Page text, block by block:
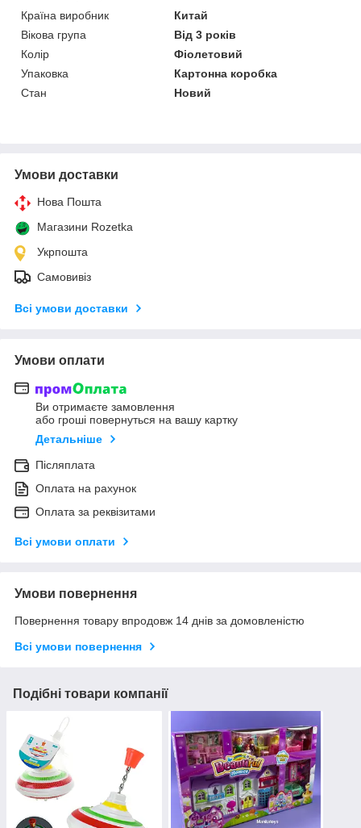
Країна виробник
Китай
Вікова група
Від 3 років
Колір
Фіолетовий
Упаковка
Картонна коробка
Стан
Новий
Умови доставки
Нова Пошта
Магазини Rozetka
Укрпошта
Самовивіз
Всі умови доставки
Умови оплати
Ви отримаєте замовлення
або гроші повернуться на вашу картку
Детальніше
Післяплата
Оплата на рахунок
Оплата за реквізитами
Всі умови оплати
Умови повернення
Повернення товару впродовж 14 днів за домовленістю
Всі умови повернення
Подібні товари компанії